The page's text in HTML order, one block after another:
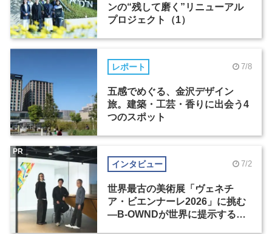
ンの“残して磨く”リニューアル
プロジェクト（1）
レポート 7/8
五感でめぐる、金沢デザイン
旅。建築・工芸・香りに出会う4
つのスポット
インタビュー 7/2
世界最古の美術展「ヴェネチ
ア・ビエンナーレ2026」に挑む
―B-OWNDが世界に提示する美
PR